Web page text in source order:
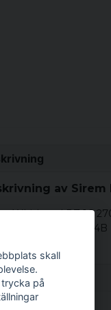
av Sirem
Whirlpool PZ 1C
av: PB 1C 270 N4B
skall
på